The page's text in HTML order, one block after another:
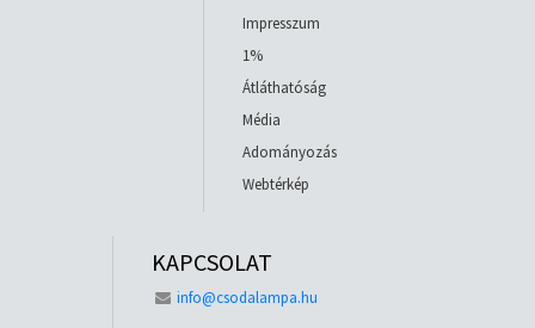
Impresszum
1%
Átláthatóság
Média
Adományozás
Webtérkép
KAPCSOLAT
info@csodalampa.hu